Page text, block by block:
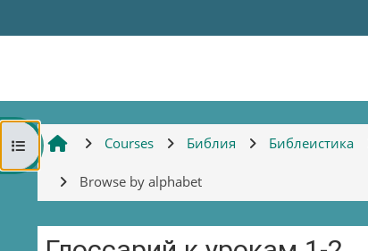
Open course indexCourses Библия Библеистика
Browse by alphabet